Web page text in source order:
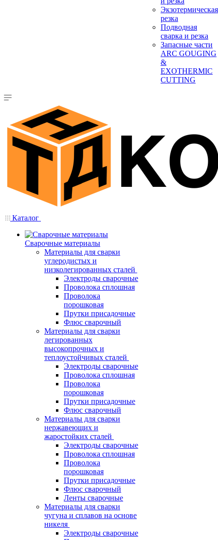
Экзотермическая
резка
Подводная
сварка и резка
Запасные части
ARC GOUGING
&
EXOTHERMIC
CUTTING
Каталог
Сварочные материалы
Материалы для сварки
углеродистых и
низколегированных сталей
Электроды сварочные
Проволока сплошная
Проволока
порошковая
Прутки присадочные
Флюс сварочный
Материалы для сварки
легированных
высокопрочных и
теплоустойчивых сталей
Электроды сварочные
Проволока сплошная
Проволока
порошковая
Прутки присадочные
Флюс сварочный
Материалы для сварки
нержавеющих и
жаростойких сталей
Электроды сварочные
Проволока сплошная
Проволока
порошковая
Прутки присадочные
Флюс сварочный
Ленты сварочные
Материалы для сварки
чугуна и сплавов на основе
никеля
Электроды сварочные